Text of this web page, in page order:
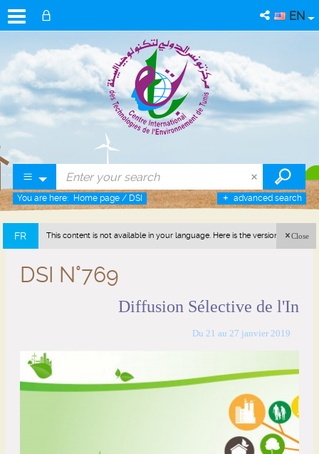
EN
advanced search
You are here: Home page / DSI
FR This content is not available in your language. Here is the version in french
Close
DSI N°769